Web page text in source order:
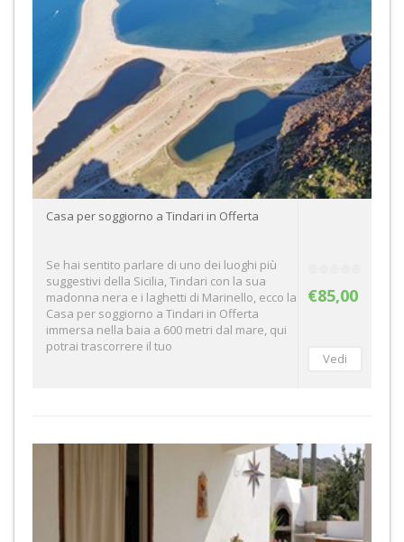
€85,00
Casa per soggiorno a Tindari in Offerta
Se hai sentito parlare di uno dei luoghi più
suggestivi della Sicilia, Tindari con la sua
madonna nera e i laghetti di Marinello, ecco la
Casa per soggiorno a Tindari in Offerta
immersa nella baia a 600 metri dal mare, qui
potrai trascorrere il tuo